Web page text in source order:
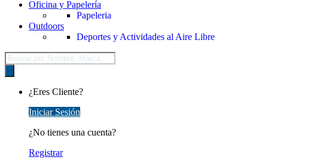
Oficina y Papelería
Papeleria
Outdoors
Deportes y Actividades al Aire Libre
Búsqueda
de
productos
¿Eres Cliente?
Iniciar Sesión
¿No tienes una cuenta?
Registrar